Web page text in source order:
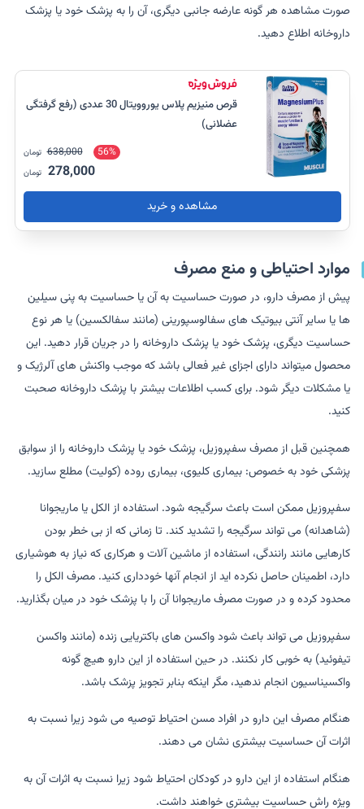
صورت مشاهده هر گونه عارضه جانبی دیگری، آن را به پزشک خود یا پزشک
داروخانه اطلاع دهید.
قرص منیزیم پلاس یوروویتال 30 عددی (رفع گرفتگی
عضلانی)
56%
638,000 تومان
278,000 تومان
مشاهده و خرید
موارد احتیاطی و منع مصرف
پیش از مصرف دارو، در صورت حساسیت به آن یا حساسیت به پنی سیلین
ها یا سایر آنتی بیوتیک های سفالوسپورینی (مانند سفالکسین) یا هر نوع
حساسیت دیگری، پزشک خود یا پزشک داروخانه را در جریان قرار دهید. این
محصول میتواند دارای اجزای غیر فعالی باشد که موجب واکنش های آلرژیک و
یا مشکلات دیگر شود. برای کسب اطلاعات بیشتر با پزشک داروخانه صحبت
کنید.
همچنین قبل از مصرف سفپروزیل، پزشک خود یا پزشک داروخانه را از سوابق
پزشکی خود به خصوص: بیماری کلیوی، بیماری روده (کولیت) مطلع سازید.
سفپروزیل ممکن است باعث سرگیجه شود. استفاده از الکل یا ماریجوانا
(شاهدانه) می تواند سرگیجه را تشدید کند. تا زمانی که از بی خطر بودن
کارهایی مانند رانندگی، استفاده از ماشین آلات و هرکاری که نیاز به هوشیاری
دارد، اطمینان حاصل نکرده اید از انجام آنها خودداری کنید. مصرف الکل را
محدود کرده و در صورت مصرف ماریجوانا آن را با پزشک خود در میان بگذارید.
سفپروزیل می تواند باعث شود واکسن های باکتریایی زنده (مانند واکسن
تیفوئید) به خوبی کار نکنند. در حین استفاده از این دارو هیچ گونه
واکسیناسیون انجام ندهید، مگر اینکه بنابر تجویز پزشک باشد.
هنگام مصرف این دارو در افراد مسن احتیاط توصیه می شود زیرا نسبت به
اثرات آن حساسیت بیشتری نشان می دهند.
هنگام استفاده از این دارو در کودکان احتیاط شود زیرا نسبت به اثرات آن به
ویژه راش حساسیت بیشتری خواهند داشت.